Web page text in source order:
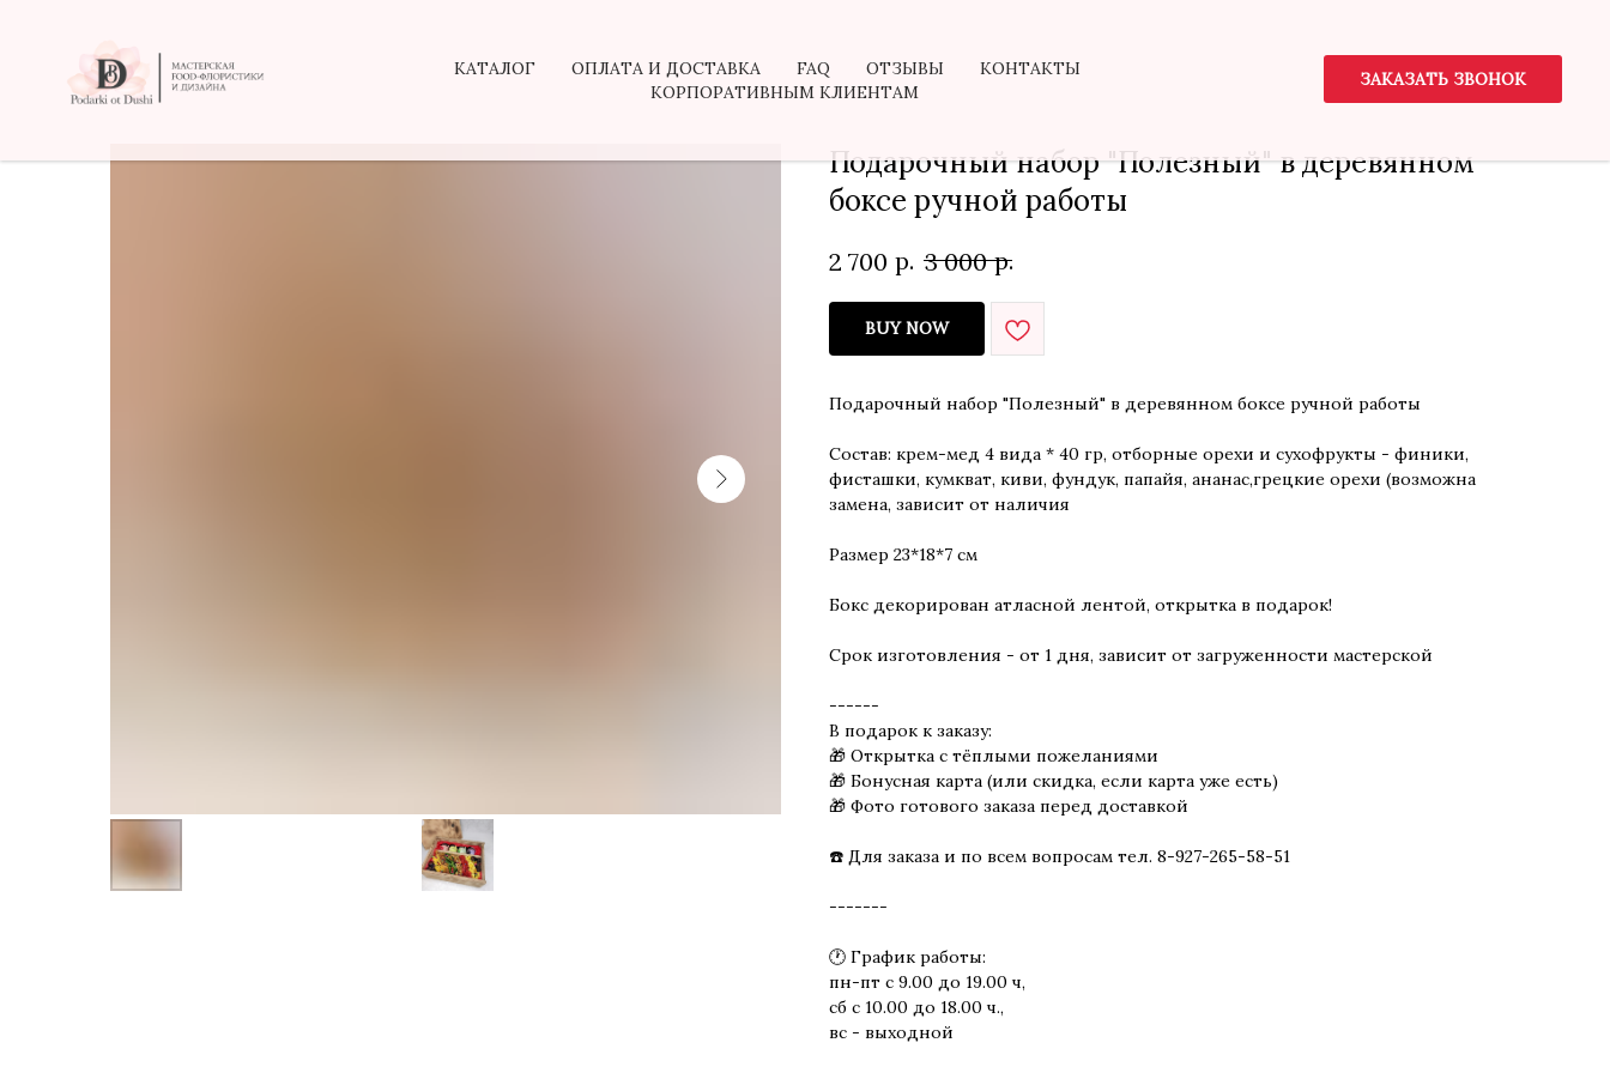
КАТАЛОГ ОПЛАТА И ДОСТАВКА FAQ ОТЗЫВЫ
КОНТАКТЫ
КОРПОРАТИВНЫМ КЛИЕНТАМ
ЗАКАЗАТЬ ЗВОНОК
Подарочный набор "Полезный" в деревянном
боксе ручной работы
2 700 р. 3 000 р.
BUY NOW
Подарочный набор "Полезный" в деревянном боксе ручной работы
Состав: крем-мед 4 вида * 40 гр, отборные орехи и сухофрукты - финики,
фисташки, кумкват, киви, фундук, папайя, ананас,грецкие орехи (возможна
замена, зависит от наличия
Размер 23*18*7 см
Бокс декорирован атласной лентой, открытка в подарок!
Срок изготовления - от 1 дня, зависит от загруженности мастерской
------
В подарок к заказу:
🎁 Открытка с тёплыми пожеланиями
🎁 Бонусная карта (или скидка, если карта уже есть)
🎁 Фото готового заказа перед доставкой
☎️ Для заказа и по всем вопросам тел. 8-927-265-58-51
-------
🕐 График работы:
пн-пт с 9.00 до 19.00 ч,
сб с 10.00 до 18.00 ч.,
вс - выходной